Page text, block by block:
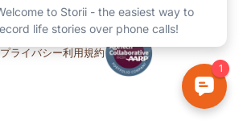
プライバシー利用規約